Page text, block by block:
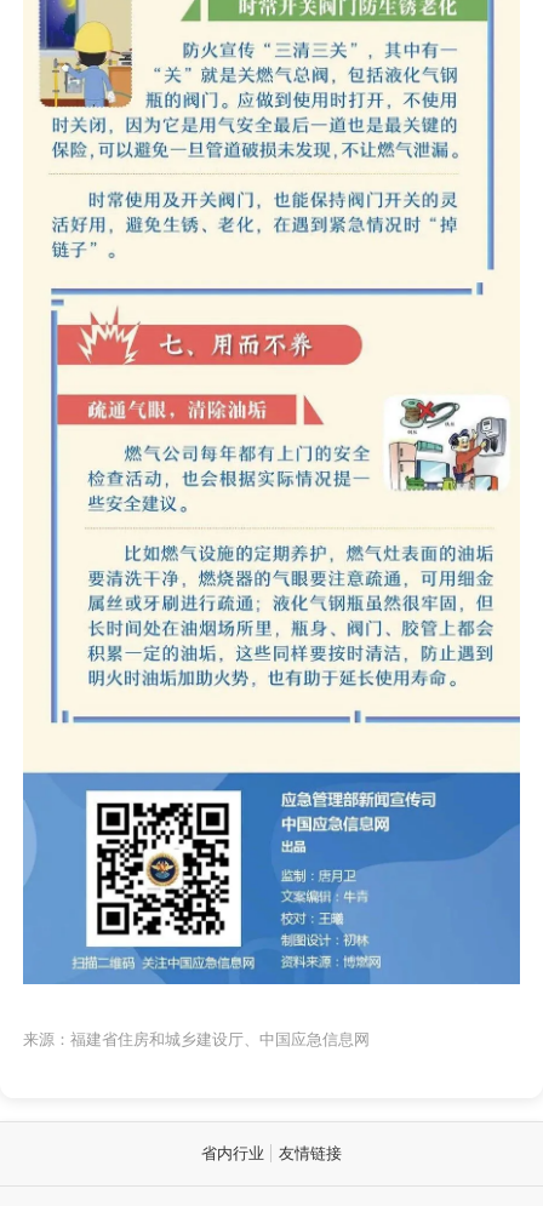
来源：福建省住房和城乡建设厅、中国应急信息网
省内行业 友情链接